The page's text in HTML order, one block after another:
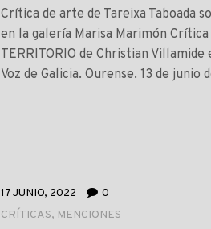
Crítica de arte de Tareixa Taboada
en la galería Marisa Marimón
TERRITORIO de Christian
Voz de Galicia. Ourense. 13 de junio
17 JUNIO, 2022
0
CRÍTICAS, MENCIONES